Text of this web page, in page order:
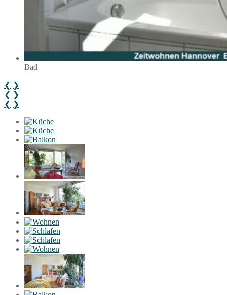
Bad
❮ ❯
❮ ❯
❮ ❯